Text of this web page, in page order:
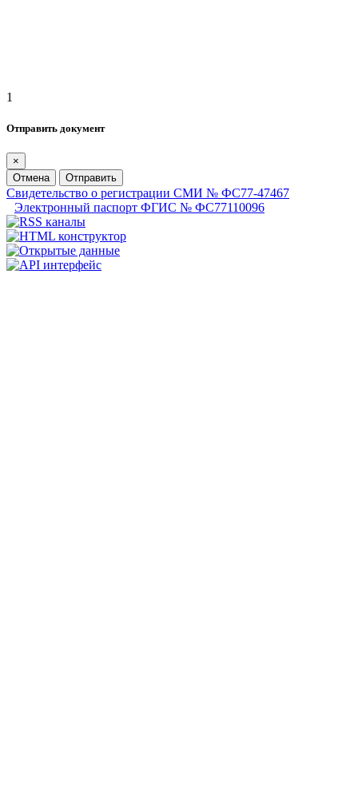
1
Отправить документ
×
Отмена
Отправить
Свидетельство о регистрации СМИ № ФС77-47467
Электронный паспорт ФГИС № ФС77110096